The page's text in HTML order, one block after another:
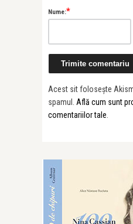
Nume:*
Acest sit folosește
spamul. Află cum sunt
comentariilor tale